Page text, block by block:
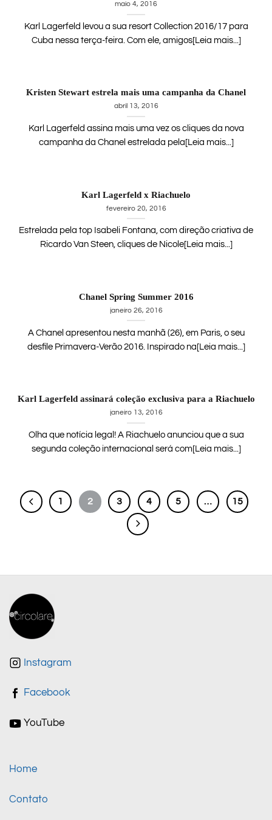
maio 4, 2016
Karl Lagerfeld levou a sua resort Collection 2016/17 para
Cuba nessa terça-feira. Com ele, amigos[Leia mais...]
Kristen Stewart estrela mais uma campanha da Chanel
abril 13, 2016
Karl Lagerfeld assina mais uma vez os cliques da nova
campanha da Chanel estrelada pela[Leia mais...]
Karl Lagerfeld x Riachuelo
fevereiro 20, 2016
Estrelada pela top Isabeli Fontana, com direção criativa de
Ricardo Van Steen, cliques de Nicole[Leia mais...]
Chanel Spring Summer 2016
janeiro 26, 2016
A Chanel apresentou nesta manhã (26), em Paris, o seu
desfile Primavera-Verão 2016. Inspirado na[Leia mais...]
Karl Lagerfeld assinará coleção exclusiva para a Riachuelo
janeiro 13, 2016
Olha que notícia legal! A Riachuelo anunciou que a sua
segunda coleção internacional será com[Leia mais...]
1 2 3 4 5 … 15
Instagram
Facebook
YouTube
Home
Contato